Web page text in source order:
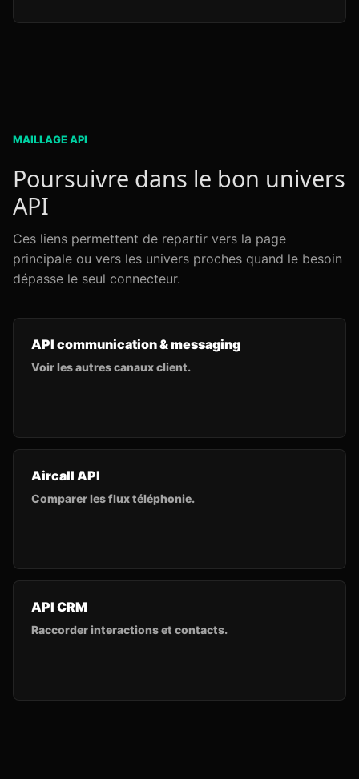
MAILLAGE API
Poursuivre dans le bon univers
API
Ces liens permettent de repartir vers la page
principale ou vers les univers proches quand le besoin
dépasse le seul connecteur.
API communication & messaging
Voir les autres canaux client.
Aircall API
Comparer les flux téléphonie.
API CRM
Raccorder interactions et contacts.